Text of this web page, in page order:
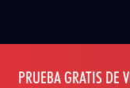
PRUEBA GRATIS DE